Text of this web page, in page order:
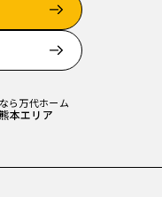
ら万代ホーム
本エリア